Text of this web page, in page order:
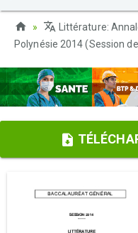
Littérature:
Polynésie 2014 (Session